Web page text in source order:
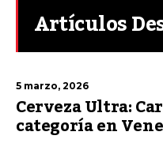
Artículos
5 marzo, 2026
Cerveza Ultra:
categoría en